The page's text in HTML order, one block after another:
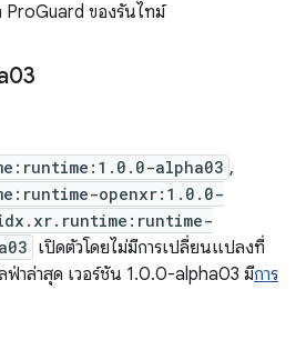
ProGuard ของรันไทม์
alpha03 ,
openxr:1.0.0-
เปิดตัวโดยไม่มีการเปลี่ยนแปลงที่
าล่าสุด เวอร์ชัน 1.0.0-alpha03 มีการ